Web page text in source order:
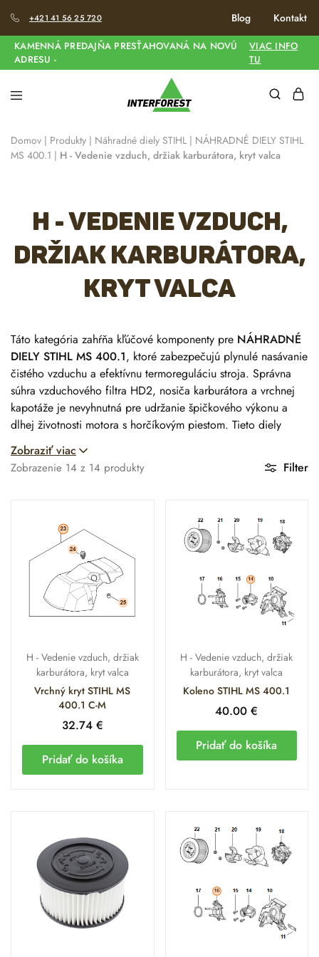
+421 41 56 25 720 Blog Kontakt
KAMENNÁ PREDAJŇA PRESŤAHOVANÁ NA NOVÚ
ADRESU -
VIAC INFO
TU
Domov | Produkty | Náhradné diely STIHL | NÁHRADNÉ DIELY STIHL
MS 400.1 | H - Vedenie vzduch, držiak karburátora, kryt valca
H - Vedenie vzduch,
držiak karburátora,
kryt valca
Táto kategória zahŕňa kľúčové komponenty pre NÁHRADNÉ
DIELY STIHL MS 400.1, ktoré zabezpečujú plynulé nasávanie
čistého vzduchu a efektívnu termoreguláciu stroja. Správna
súhra vzduchového filtra HD2, nosiča karburátora a vrchnej
kapotáže je nevyhnutná pre udržanie špičkového výkonu a
dlhej životnosti motora s horčíkovým piestom. Tieto diely
tvoria „pľúca“ a ochranný plášť píly, pričom chránia citlivú
elektroniku pred nečistotami a mechanickým poškodením.
špecifikácia systému
Parameter
Hodnota
Kompatibilita
STIHL MS 400.1 C-M
materiály
elastoméry
Systém
riadenia
Plne optimalizované pre technológiu M-
Tronic 3.0
Originálne náhradné diely
Funkcia
Filtrácia, chladenie a antivibračné
Prečo si vybrať
komponenty z tejto
kategórie?
Špičková filtrácia HD2 a
Zobraziť viac
Filter
Zobrazenie 14 z 14 produkty
H - Vedenie vzduch, držiak
karburátora, kryt valca
Vrchný kryt STIHL MS
400.1 C-M
32.74 €
Pridať do košíka
H - Vedenie vzduch, držiak
karburátora, kryt valca
Koleno STIHL MS 400.1
40.00€
Pridať do košíka